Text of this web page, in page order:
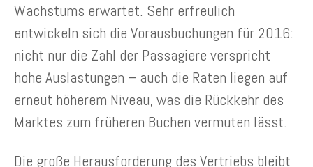
Wachstums erwartet. Sehr erfreulich
entwickeln sich die Vorausbuchungen für 2016:
nicht nur die Zahl der Passagiere verspricht
hohe Auslastungen – auch die Raten liegen auf
erneut höherem Niveau, was die Rückkehr des
Marktes zum früheren Buchen vermuten lässt.
Die große Herausforderung des Vertriebs bleibt